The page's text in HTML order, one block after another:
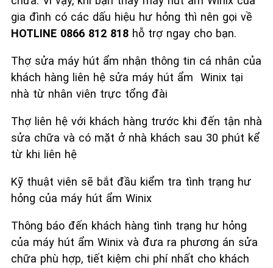
gia đình có các dấu hiệu hư hỏng thì nên gọi về
HOTLINE 0866 812 818 hỗ trợ ngay cho bạn.
Thợ sửa máy hút ẩm nhận thông tin cá nhân của
khách hàng liên hệ sửa máy hút ẩm Winix tại
nhà từ nhân viên trực tổng đài
Thợ liên hệ với khách hàng trước khi đến tận nhà
sửa chữa và có mặt ở nhà khách sau 30 phút kể
từ khi liên hệ
Kỹ thuật viên sẽ bắt đầu kiểm tra tình trạng hư
hỏng của máy hút ẩm Winix
Thông báo đến khách hàng tình trạng hư hỏng
của máy hút ẩm Winix và đưa ra phương án sửa
chữa phù hợp, tiết kiệm chi phí nhất cho khách